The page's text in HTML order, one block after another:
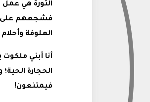
الثورة هي عمل
فشجعهم على
العلوفة وأحلام
أنا أبني ملكوت
الحجارة
فيمتنعون!